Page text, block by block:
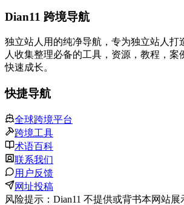
Dian11 跨境导航
独立站人用的纯净导航，专为独立站人打
人收集整理必备的工具，资源，教程，案
快速成长。
快捷导航
全球跨境平台
跨境工具
术语百科
联系我们
用户反馈
网址投稿
风险提示：Dian11 不提供或背书本网站